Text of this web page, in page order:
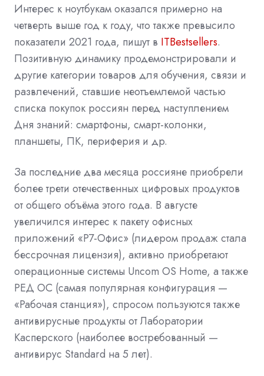
Интерес к ноутбукам оказался примерно на
четверть выше год к году, что также превысило
показатели 2021 года, пишут в ITBestsellers.
Позитивную динамику продемонстрировали и
другие категории товаров для обучения, связи и
развлечений, ставшие неотъемлемой частью
списка покупок россиян перед наступлением
Дня знаний: смартфоны, смарт-колонки,
планшеты, ПК, периферия и др.
За последние два месяца россияне приобрели
более трети отечественных цифровых продуктов
от общего объёма этого года. В августе
увеличился интерес к пакету офисных
приложений «Р7-Офис» (лидером продаж стала
бессрочная лицензия), активно приобретают
операционные системы Uncom OS Home, а также
РЕД ОС (самая популярная конфигурация —
«Рабочая станция»), спросом пользуются также
антивирусные продукты от Лаборатории
Касперского (наиболее востребованный —
антивирус Standard на 5 лет).